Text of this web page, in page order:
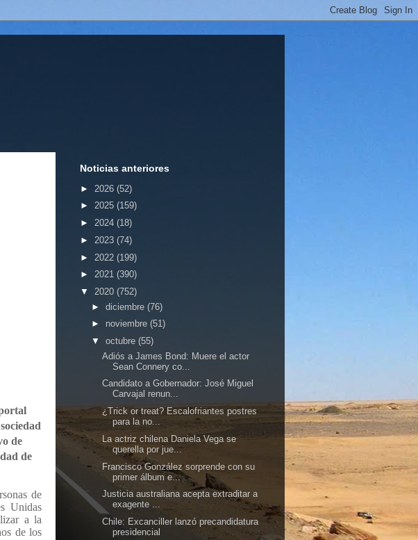
de
de
de
Unidas
a la
de los
Noticias anteriores
► 2026 (52)
► 2025 (159)
► 2024 (18)
► 2023 (74)
► 2022 (199)
► 2021 (390)
▼ 2020 (752)
► diciembre (76)
► noviembre (51)
▼ octubre (55)
Adiós a James Bond: Muere el actor
Sean Connery co...
Candidato a Gobernador: José Miguel
Carvajal renun...
¿Trick or treat? Escalofriantes postres
para la no...
La actriz chilena Daniela Vega se
querella por jue...
Francisco González sorprende con su
primer álbum e...
Justicia australiana acepta extraditar a
exagente ...
Chile: Excanciller lanzó precandidatura
presidencial